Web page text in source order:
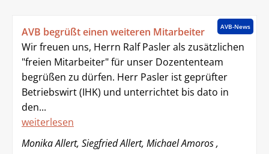
AVB-News
AVB begrüßt einen weiteren Mitarbeiter
Wir freuen uns, Herrn Ralf Pasler als zusätzlichen
"freien Mitarbeiter" für unser Dozententeam
begrüßen zu dürfen. Herr Pasler ist geprüfter
Betriebswirt (IHK) und unterrichtet bis dato in
den...
weiterlesen
Monika Allert, Siegfried Allert, Michael Amoros ,